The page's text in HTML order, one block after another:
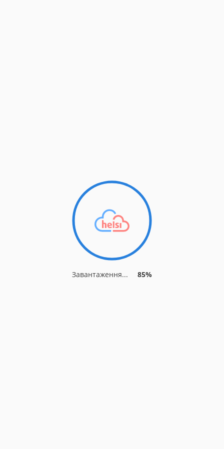
Завантаження... 85%